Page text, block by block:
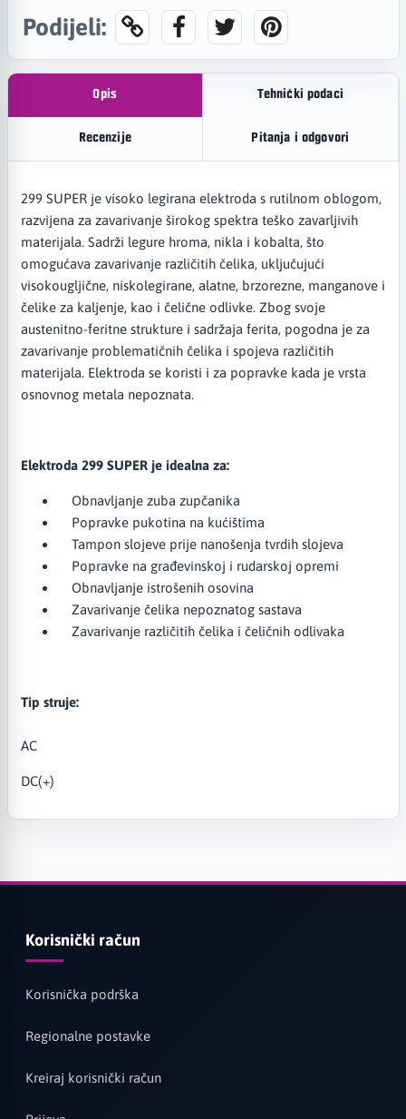
Podijeli:
Opis Tehnički podaci
Recenzije Pitanja i odgovori
299 SUPER je visoko legirana elektroda s rutilnom oblogom,
razvijena za zavarivanje širokog spektra teško zavarljivih
materijala. Sadrži legure hroma, nikla i kobalta, što
omogućava zavarivanje različitih čelika, uključujući
visokougljične, niskolegirane, alatne, brzorezne, manganove i
čelike za kaljenje, kao i čelične odlivke. Zbog svoje
austenitno-feritne strukture i sadržaja ferita, pogodna je za
zavarivanje problematičnih čelika i spojeva različitih
materijala. Elektroda se koristi i za popravke kada je vrsta
osnovnog metala nepoznata.
Elektroda 299 SUPER je idealna za:​
Obnavljanje zuba zupčanika
Popravke pukotina na kućištima
Tampon slojeve prije nanošenja tvrdih slojeva
Popravke na građevinskoj i rudarskoj opremi
Obnavljanje istrošenih osovina
Zavarivanje čelika nepoznatog sastava
Zavarivanje različitih čelika i čeličnih odlivaka
Tip struje:
AC
DC(+)
Korisnički račun
Korisnička podrška
Regionalne postavke
Kreiraj korisnički račun